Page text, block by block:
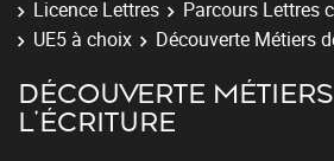
Licence Lettres
Parcours Lettres
UE5 à choix
Découverte Métiers
DÉCOUVERTE
L'ÉCRITURE